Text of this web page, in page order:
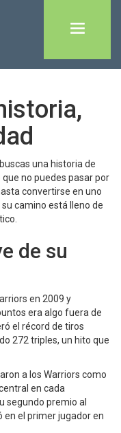
una historia de
no puedes pasar por
convertirse en uno
camino está lleno de
de su
en 2009 y
era algo fuera de
el récord de tiros
272 triples, un hito que
a los Warriors como
en cada
segundo premio al
en el primer jugador en